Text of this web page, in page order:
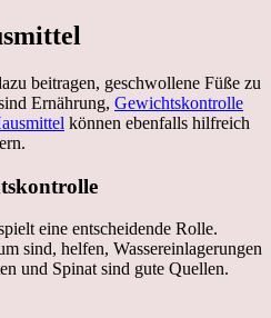
beitragen, geschwollene Füße zu
Ernährung, Gewichtskontrolle
können ebenfalls hilfreich
eine entscheidende Rolle.
sind, helfen, Wassereinlagerungen
und Spinat sind gute Quellen.